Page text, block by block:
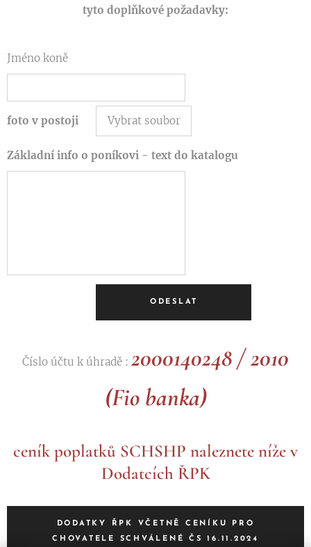
tyto doplňkové požadavky:
Jméno koně
foto v postoji Vybrat soubor
Základní info o poníkovi - text do katalogu
ODESLAT
Číslo účtu k úhradě : 2000140248 / 2010
(Fio banka)
ceník poplatků SCHSHP naleznete níže v
Dodatcích ŘPK
DODATKY ŘPK VČETNĚ CENÍKU PRO
CHOVATELE SCHVÁLENÉ ČS 16.11.2024